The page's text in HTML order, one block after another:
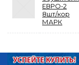
ЕВРО-2
8шт/кор
МАРК